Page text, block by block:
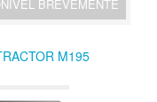
BREVEMENTE
M195